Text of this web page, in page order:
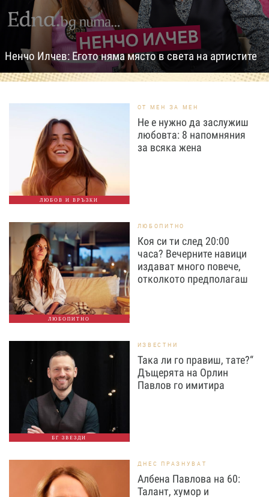
Ненчо Илчев: Егото няма място в света на артистите
ЛЮБОВ И ВРЪЗКИ
ОТ МЕН ЗА МЕН
Не е нужно да заслужиш
любовта: 8 напомняния
за всяка жена
ЛЮБОПИТНО
ЛЮБОПИТНО
Коя си ти след 20:00
часа? Вечерните навици
издават много повече,
отколкото предполагаш
БГ ЗВЕЗДИ
ИЗВЕСТНИ
Така ли го правиш, тате?“
Дъщерята на Орлин
Павлов го имитира
ДНЕС ПРАЗНУВАТ
Албена Павлова на 60:
Талант, хумор и